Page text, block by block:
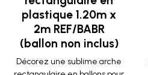
plastique 1.20m x
2m REF/BABR
(ballon non inclus)
Décorez une sublime arche